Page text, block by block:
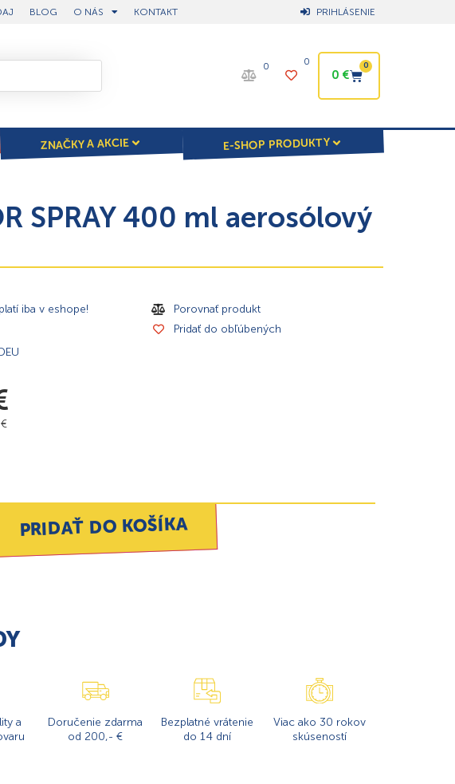
BLOG O NÁS KONTAKT PRIHLÁSENIE
0 0
0€
0
ZNAČKY A AKCIE E-SHOP PRODUKTY
SPRAY 400 ml aerosólový
iba v eshope!
Porovnať produkt
Pridať do obľúbených
€
PRIDAŤ DO KOŠÍKA
a
Doručenie zdarma
od 200,- €
Bezplatné vrátenie
do 14 dní
Viac ako 30 rokov
skúseností